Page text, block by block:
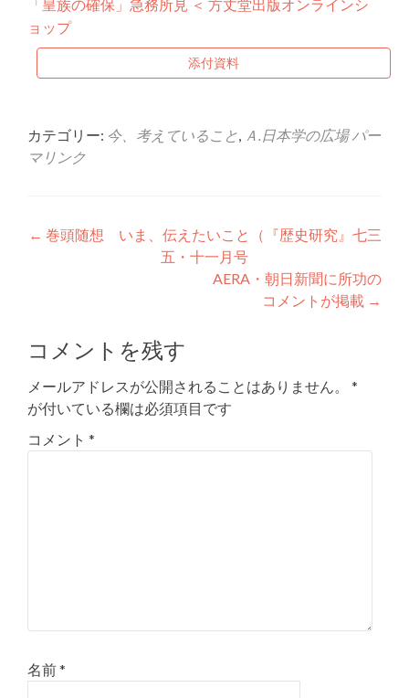
「皇族の確保」急務所見 ＜ 方丈堂出版オンラインシ
ョップ
添付資料
カテゴリー: 今、考えていること Ａ.日本学の広場 パー
マリンク
投
ゲ
ー
シ
ョ
← 巻頭随想 いま、伝えたいこと（『歴史研究』七三
五・十一月号
AERA・朝日新聞に所功の
コメントが掲載 →
コメントを残す
メールアドレスが公開されることはありません。
*
が付いている欄は必須項目です
コメント *
名前*